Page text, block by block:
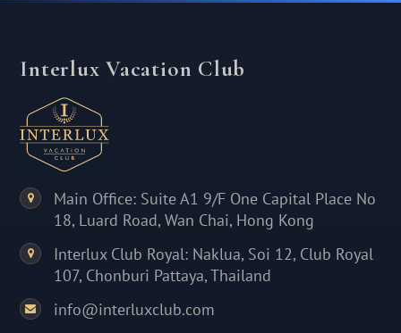
Interlux Vacation Club
Main Office: Suite A1 9/F One Capital Place No
18, Luard Road, Wan Chai, Hong Kong
Interlux Club Royal: Naklua, Soi 12, Club Royal
107, Chonburi Pattaya, Thailand
info@interluxclub.com